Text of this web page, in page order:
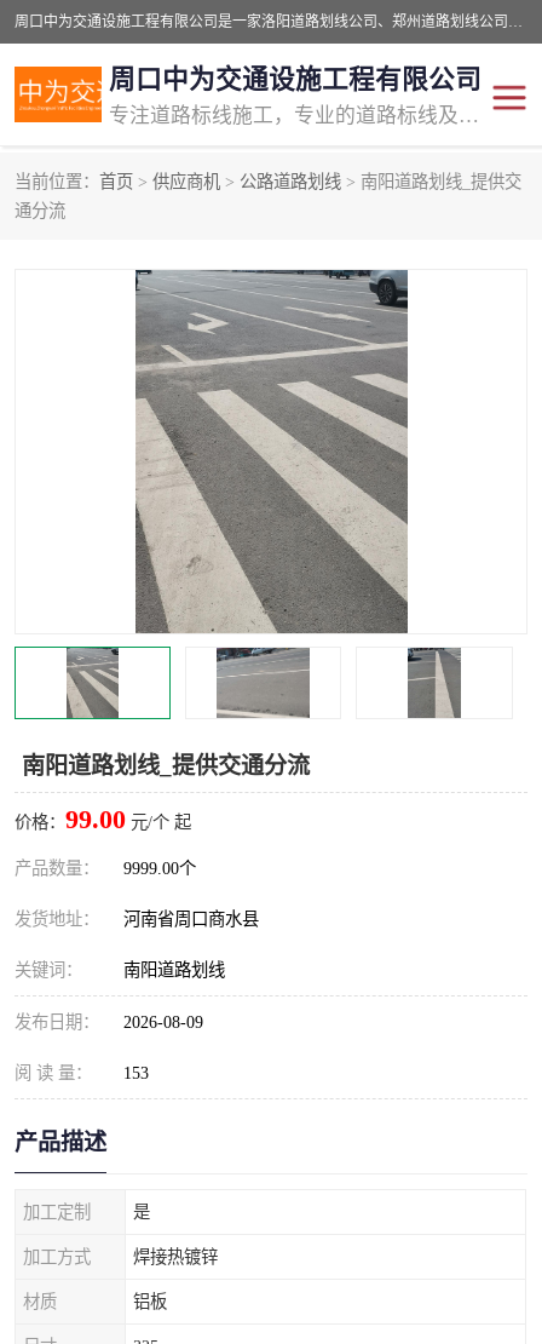
周口中为交通设施工程有限公司是一家洛阳道路划线公司、郑州道路划线公司、平顶山道路车位划线公司、开封车位划线公司、许昌道路车位划线公司、漯河道路车位划线公司，公司始终坚持“诚信、匠心、专注”的宗旨；我们的经营理念是：的服务。
周口中为交通设施工程有限公司
专注道路标线施工，专业的道路标线及交通设施施工服务商!
当前位置： 首页 > 供应商机 > 公路道路划线 > 南阳道路划线_提供交
通分流
南阳道路划线_提供交通分流
价格： 99.00 元/个 起
产品数量： 9999.00个
发货地址： 河南省周口商水县
关键词： 南阳道路划线
发布日期： 2026-08-09
阅 读 量： 153
产品描述
加工定制 是
加工方式 焊接热镀锌
材质 铝板
交通道路标线
道路标线划线 马路标线
道路划线